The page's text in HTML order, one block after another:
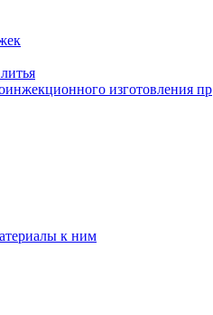
изготовления пр
к ним